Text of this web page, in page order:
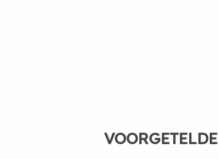
VOORGETELDE